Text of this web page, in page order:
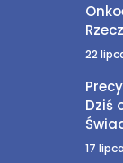
22
Dziś
17